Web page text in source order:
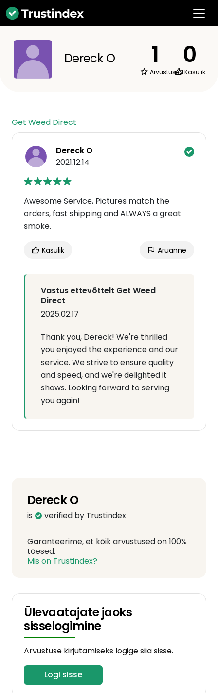
Dereck O 1
Arvustused
0
Kasulik
Get Weed Direct
Dereck O
2021.12.14
Awesome Service, Pictures match the
orders, fast shipping and ALWAYS a great
smoke.
Kasulik Aruanne
Vastus ettevõttelt Get Weed
Direct
2025.02.17
Thank you, Dereck! We're thrilled
you enjoyed the experience and our
service. We strive to ensure quality
and speed, and we're delighted it
shows. Looking forward to serving
you again!
Dereck O
is verified by Trustindex
Garanteerime, et kõik arvustused on 100%
tõesed.
Mis on Trustindex?
Ülevaatajate jaoks
sisselogimine
Arvustuse kirjutamiseks logige siia sisse.
Logi sisse